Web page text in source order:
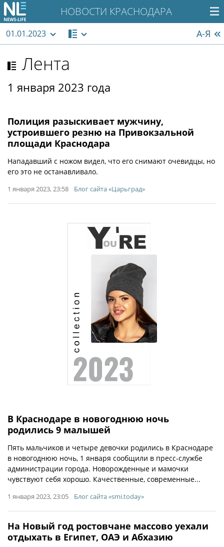
НОВОСТИ КРАСНОДАРА
01.01.2023 А-Я
Лента
1 января 2023 года
Полиция разыскивает мужчину,
устроившего резню на Привокзальной
площади Краснодара
Нападавший с ножом видел, что его снимают очевидцы, но
его это не останавливало.
1 января 2023, 23:58 Блог сайта «Царьград»
В Краснодаре в новогоднюю ночь
родились 9 малышей
Пять мальчиков и четыре девочки родились в Краснодаре
в новогоднюю ночь, 1 января сообщили в пресс-службе
администрации города. Новорожденные и мамочки
чувствуют себя хорошо. Качественные, современные...
1 января 2023, 23:05 Блог сайта «smi.today»
На Новый год ростовчане массово уехали
отдыхать в Египет, ОАЭ и Абхазию